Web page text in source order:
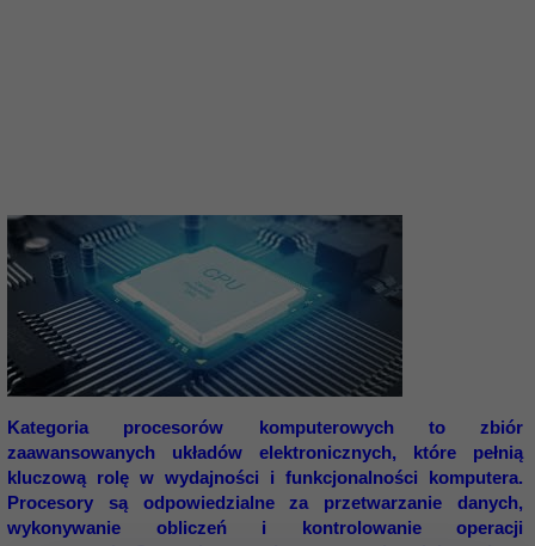
Kategoria procesorów komputerowych to zbiór
zaawansowanych układów elektronicznych, które pełnią
kluczową rolę w wydajności i funkcjonalności komputera.
Procesory są odpowiedzialne za przetwarzanie danych,
wykonywanie obliczeń i kontrolowanie operacji